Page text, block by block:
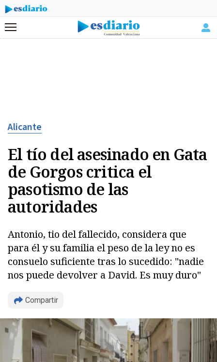
Menú
Alicante
El tío del asesinado en Gata
de Gorgos critica el
pasotismo de las
autoridades
Antonio, tio del fallecido, considera que
para él y su familia el peso de la ley no es
consuelo suficiente tras lo sucedido: "nadie
nos puede devolver a David. Es muy duro"
Compartir